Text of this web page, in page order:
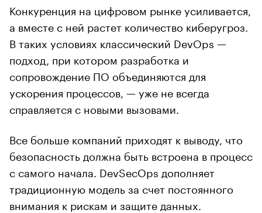
Конкуренция на цифровом рынке усиливается,
а вместе с ней растет количество киберугроз.
В таких условиях классический DevOps —
подход, при котором разработка и
сопровождение ПО объединяются для
ускорения процессов, — уже не всегда
справляется с новыми вызовами.
Все больше компаний приходят к выводу, что
безопасность должна быть встроена в процесс
с самого начала. DevSecOps дополняет
традиционную модель за счет постоянного
внимания к рискам и защите данных.